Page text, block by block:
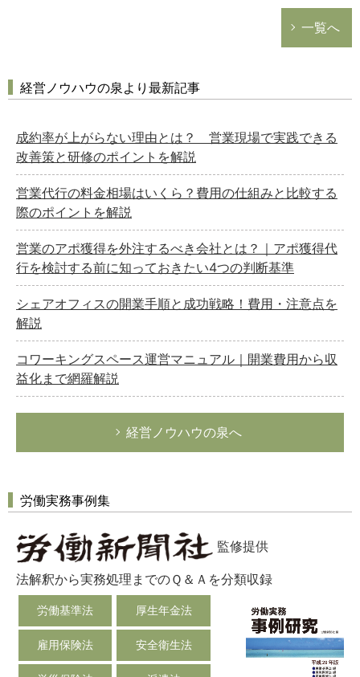
一覧へ
経営ノウハウの泉より最新記事
成約率が上がらない理由とは？ 営業現場で実践できる
改善策と研修のポイントを解説
営業代行の料金相場はいくら？費用の仕組みと比較する
際のポイントを解説
営業のアポ獲得を外注するべき会社とは？｜アポ獲得代
行を検討する前に知っておきたい4つの判断基準
シェアオフィスの開業手順と成功戦略！費用・注意点を
解説
コワーキングスペース運営マニュアル｜開業費用から収
益化まで網羅解説
経営ノウハウの泉へ
労働実務事例集
監修提供
法解釈から実務処理までのＱ＆Ａを分類収録
労働基準法 厚生年金法
雇用保険法 安全衛生法